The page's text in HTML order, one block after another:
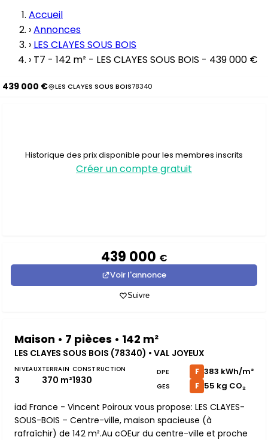
Accueil
›Annonces
› LES CLAYES SOUS BOIS
› T7 - 142 m² - LES CLAYES SOUS BOIS - 439 000 €
439 000 € LES CLAYES SOUS BOIS78340
Historique des prix disponible pour les membres inscrits
Créer un compte gratuit
439 000 €
Voir l'annonce
Suivre
Maison • 7 pièces • 142 m²
LES CLAYES SOUS BOIS (78340) • VAL JOYEUX
NIVEAUX
3
TERRAIN
370 m²
CONSTRUCTION
1930
DPE F 383 kWh/m²
GES F 55 kg CO₂
iad France - Vincent Poiroux vous propose: LES CLAYES-
SOUS-BOIS – Centre-ville, maison spacieuse (à
rafraîchir) de 142 m².Au cOEur du centre-ville et proche